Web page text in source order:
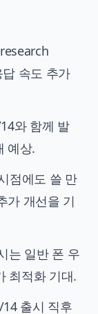
속도 추가
와 함께 발
예상.
점에도 쓸 만
가 개선을 기
일반 폰 우
최적화 기대.
출시 직후